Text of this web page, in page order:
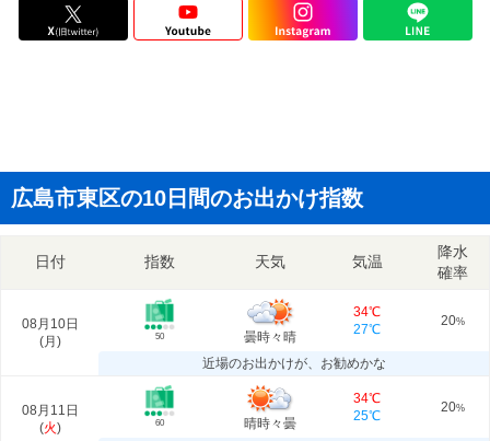
広島市東区の10日間のお出かけ指数
日付 指数 天気 気温
降水
確率
08月10日
(月 ) 50 曇時々晴
34℃
27℃
20%
近場のお出かけが、お勧めかな
08月11日
(火) 60 晴時々曇
34℃
25℃
20%